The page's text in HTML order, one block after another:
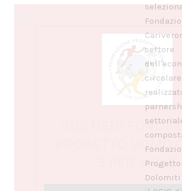
settore
Progetto
SOSTIENI
PROGETTO UOMO
5 PER MILLE